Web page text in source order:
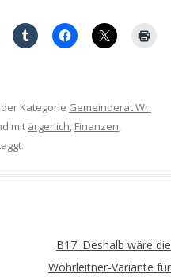
Kategorie Gemeinderat Wr.
mit ärgerlich, Finanzen,
B17: Deshalb wäre die
Wöhrleitner-Variante für